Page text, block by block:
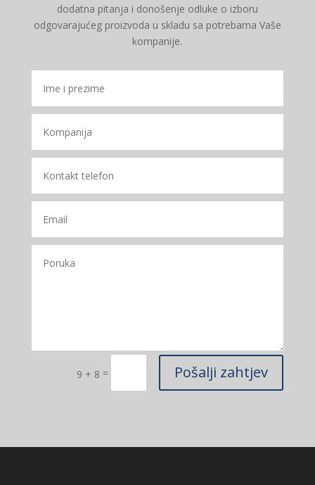
dodatna pitanja i donošenje odluke o izboru
odgovarajućeg proizvoda u skladu sa potrebama Vaše
kompanije.
9 + 8 = Pošalji zahtjev